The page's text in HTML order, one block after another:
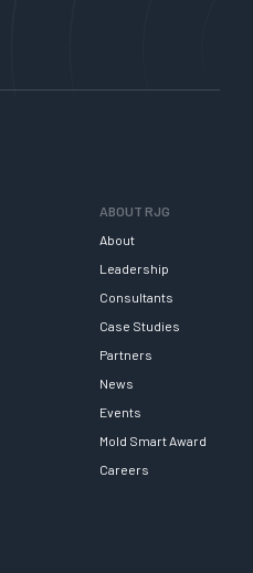
ABOUT RJG
About
Leadership
Consultants
Case Studies
Partners
News
Events
Mold Smart Award
Careers